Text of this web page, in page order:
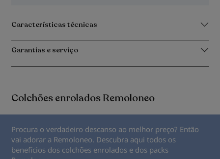
Características técnicas
Garantias e serviço
Colchões enrolados Remoloneo
Procura o verdadeiro descanso ao melhor preço? Então
vai adorar a Remoloneo. Descubra aqui todos os
benefícios dos colchões enrolados e dos packs